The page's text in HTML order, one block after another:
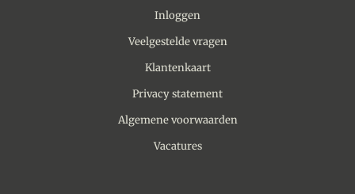
Inloggen
Veelgestelde vragen
Klantenkaart
Privacy statement
Algemene voorwaarden
Vacatures